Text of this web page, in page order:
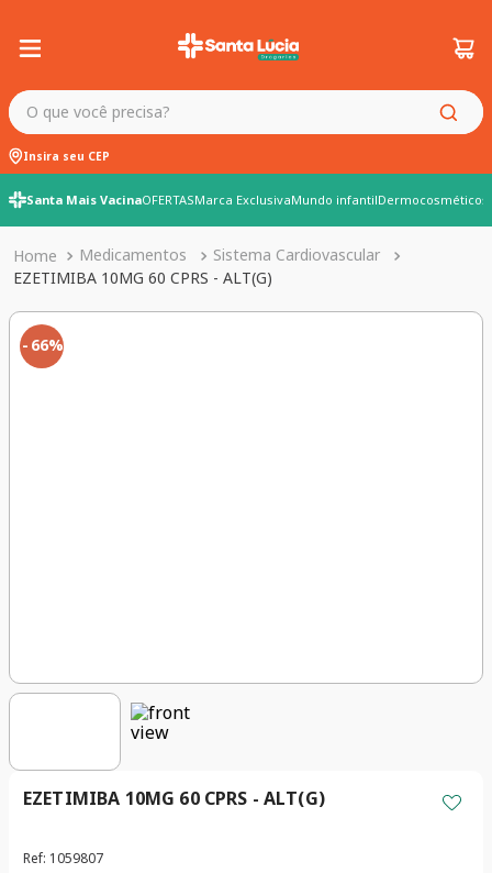
O que você precisa?
Insira seu CEP
Santa Mais VacinaOFERTASMarca ExclusivaMundo infantilDermocosméticos
Medicamentos
Sistema Cardiovascular
EZETIMIBA 10MG 60 CPRS - ALT(G)
66%
EZETIMIBA 10MG 60 CPRS - ALT(G)
Ref: 1059807